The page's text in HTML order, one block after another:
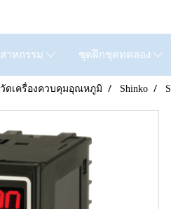
าหกรรม ชุดฝึกชุดทดลอง
วัดเครื่องควบคุมอุณหภูมิ Shinko